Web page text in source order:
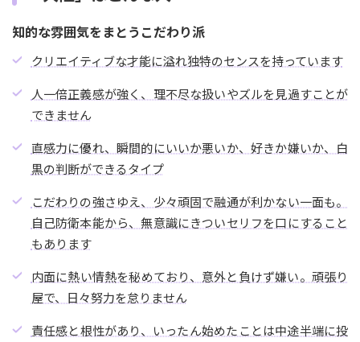
知的な雰囲気をまとうこだわり派
クリエイティブな才能に溢れ独特のセンスを持っています
人一倍正義感が強く、理不尽な扱いやズルを見過すことが
できません
直感力に優れ、瞬間的にいいか悪いか、好きか嫌いか、白
黒の判断ができるタイプ
こだわりの強さゆえ、少々頑固で融通が利かない一面も。
自己防衛本能から、無意識にきついセリフを口にすること
もあります
内面に熱い情熱を秘めており、意外と負けず嫌い。頑張り
屋で、日々努力を怠りません
責任感と根性があり、いったん始めたことは中途半端に投